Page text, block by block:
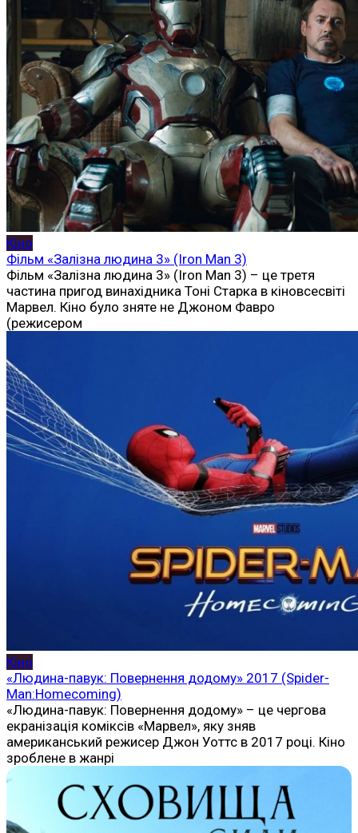
Кіно
Фільм «Залізна людина 3» (Iron Man 3)
Фільм «Залізна людина 3» (Iron Man 3) – це третя
частина пригод винахідника Тоні Старка в кіновсесвіті
Марвел. Кіно було зняте не Джоном Фавро
(режисером
Кіно
«Людина-павук: Повернення додому» 2017 (Spider-
Man:Homecoming)
«Людина-павук: Повернення додому» – це чергова
екранізація коміксів «Марвел», яку зняв
американський режисер Джон Уоттс в 2017 році. Кіно
зроблене в жанрі